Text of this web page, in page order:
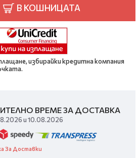
В КОШНИЦАТА
избирайки кредитна компания
ВРЕМЕ ЗА ДОСТАВКА
и 10.08.2026
За Доставки